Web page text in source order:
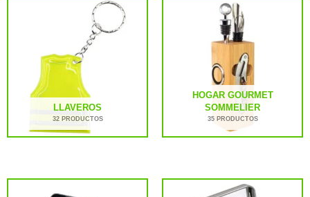
LLAVEROS
32 PRODUCTOS
HOGAR GOURMET
SOMMELIER
35 PRODUCTOS